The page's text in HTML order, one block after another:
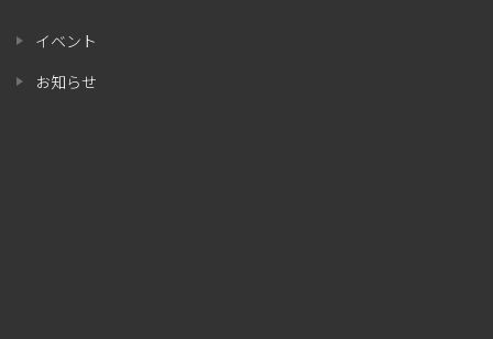
イベント
お知らせ